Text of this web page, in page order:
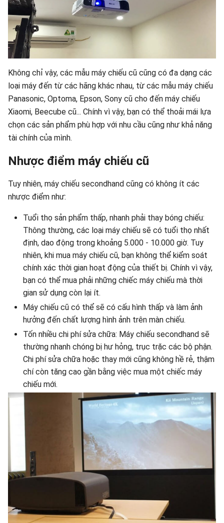
Không chỉ vậy, các mẫu máy chiếu cũ cũng có đa dạng các
loại máy đến từ các hãng khác nhau, từ các mẫu máy chiếu
Panasonic, Optoma, Epson, Sony cũ cho đến máy chiếu
Xiaomi, Beecube cũ... Chính vì vậy, bạn có thể thoải mái lựa
chọn các sản phẩm phù hợp với nhu cầu cũng như khả năng
tài chính của mình.
Nhược điểm máy chiếu cũ
Tuy nhiên, máy chiếu secondhand cũng có không ít các
nhược điểm như:
Tuổi thọ sản phẩm thấp, nhanh phải thay bóng chiếu:
Thông thường, các loại máy chiếu sẽ có tuổi thọ nhất
định, dao động trong khoảng 5.000 - 10.000 giờ. Tuy
nhiên, khi mua máy chiếu cũ, bạn không thể kiểm soát
chính xác thời gian hoạt động của thiết bị. Chính vì vậy,
bạn có thể mua phải những chiếc máy chiếu mà thời
gian sử dụng còn lại ít.
Máy chiếu cũ có thể sẽ có cấu hình thấp và làm ảnh
hưởng đến chất lượng hình ảnh trên màn chiếu.
Tốn nhiều chi phí sửa chữa: Máy chiếu secondhand sẽ
thường nhanh chóng bị hư hỏng, trục trặc các bộ phận.
Chi phí sửa chữa hoặc thay mới cũng không hề rẻ, thậm
chí còn tăng cao gần bằng việc mua một chiếc máy
chiếu mới.